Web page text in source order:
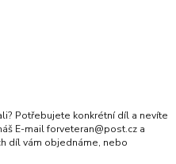
Potřebujete konkrétní díl a nevíte
E-mail forveteran@post.cz a
díl vám objednáme, nebo